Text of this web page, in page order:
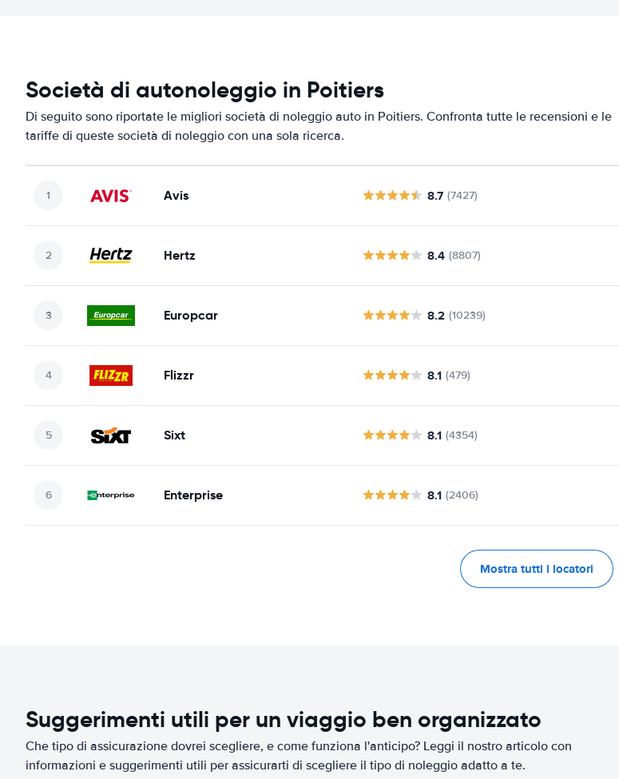
Società di autonoleggio in Poitiers
Di seguito sono riportate le migliori società di noleggio auto in Poitiers. Confronta tutte le recensioni e le
tariffe di queste società di noleggio con una sola ricerca.
Avis 8.7 (7427)
Hertz 8.4 (8807)
Europcar 8.2 (10239)
Flizzr 8.1 (479)
Sixt 8.1 (4354)
Enterprise 8.1 (2406)
Mostra tutti i locatori
Suggerimenti utili per un viaggio ben organizzato
Che tipo di assicurazione dovrei scegliere, e come funziona l'anticipo? Leggi il nostro articolo con
informazioni e suggerimenti utili per assicurarti di scegliere il tipo di noleggio adatto a te.